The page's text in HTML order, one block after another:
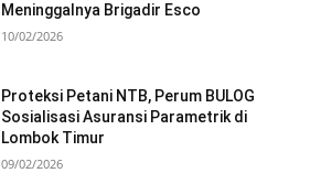
Meninggalnya Brigadir Esco
10/02/2026
Proteksi Petani NTB, Perum BULOG
Sosialisasi Asuransi Parametrik di
Lombok Timur
09/02/2026